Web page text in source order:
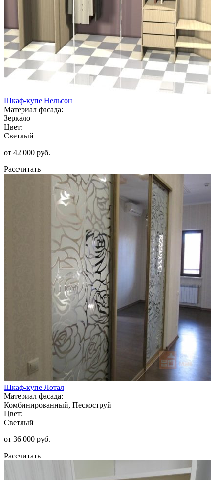
Шкаф-купе Нельсон
Материал фасада:
Зеркало
Цвет:
Светлый
от 42 000 руб.
Рассчитать
Шкаф-купе Лотал
Материал фасада:
Комбинированный, Пескоструй
Цвет:
Светлый
от 36 000 руб.
Рассчитать